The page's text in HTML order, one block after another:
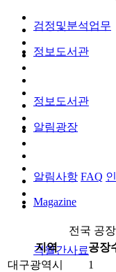
검정및분석업무
정보도서관
정보도서관
알림광장
알림사항 FAQ
Magazine
격월간사료
전국 공
지역
공장
대구광역시
1